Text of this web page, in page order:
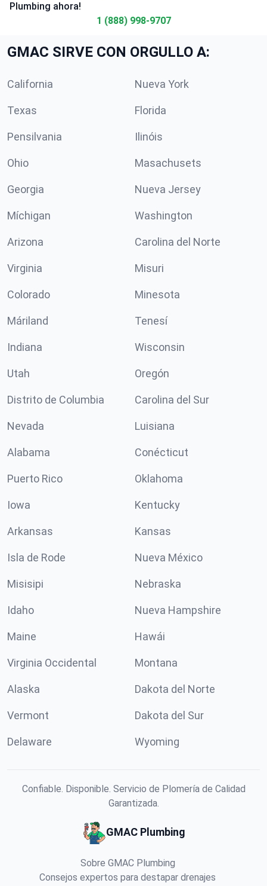
Plumbing ahora!
1 (888) 998-9707
GMAC SIRVE CON ORGULLO A:
California Nueva York
Texas Florida
Pensilvania Ilinóis
Ohio Masachusets
Georgia Nueva Jersey
Míchigan Washington
Arizona Carolina del Norte
Virginia Misuri
Colorado Minesota
Máriland Tenesí
Indiana Wisconsin
Utah Oregón
Distrito de Columbia Carolina del Sur
Nevada Luisiana
Alabama Conécticut
Puerto Rico Oklahoma
Iowa Kentucky
Arkansas Kansas
Isla de Rode Nueva México
Misisipi Nebraska
Idaho Nueva Hampshire
Maine Hawái
Virginia Occidental Montana
Alaska Dakota del Norte
Vermont Dakota del Sur
Delaware Wyoming
Confiable. Disponible. Servicio de Plomería de Calidad
Garantizada.
GMAC Plumbing
Sobre GMAC Plumbing
Consejos expertos para destapar drenajes